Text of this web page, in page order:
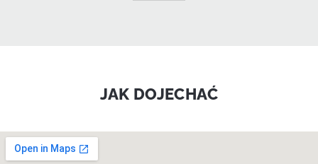
JAK DOJECHAĆ